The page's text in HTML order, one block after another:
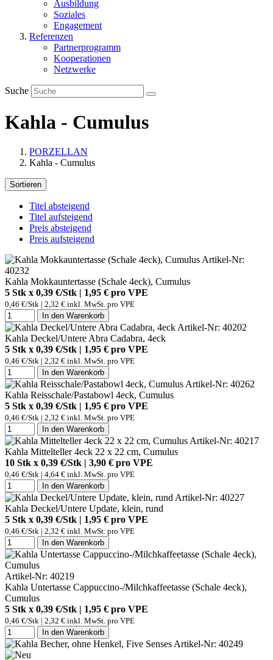
Ausbildung
Soziales
Engagement
Referenzen
Partnerprogramm
Kooperationen
Netzwerke
Suche
Kahla - Cumulus
PORZELLAN
Kahla - Cumulus
Sortieren
Titel absteigend
Titel aufsteigend
Preis absteigend
Preis aufsteigend
Artikel-Nr:
40232
Kahla Mokkauntertasse (Schale 4eck), Cumulus
5 Stk x 0,39 €/Stk | 1,95 € pro VPE
0,46 €/Stk | 2,32 € inkl. MwSt. pro VPE
In den Warenkorb
Artikel-Nr: 40202
Kahla Deckel/Untere Abra Cadabra, 4eck
5 Stk x 0,39 €/Stk | 1,95 € pro VPE
0,46 €/Stk | 2,32 € inkl. MwSt. pro VPE
In den Warenkorb
Artikel-Nr: 40262
Kahla Reisschale/Pastabowl 4eck, Cumulus
5 Stk x 0,39 €/Stk | 1,95 € pro VPE
0,46 €/Stk | 2,32 € inkl. MwSt. pro VPE
In den Warenkorb
Artikel-Nr: 40217
Kahla Mittelteller 4eck 22 x 22 cm, Cumulus
10 Stk x 0,39 €/Stk | 3,90 € pro VPE
0,46 €/Stk | 4,64 € inkl. MwSt. pro VPE
In den Warenkorb
Artikel-Nr: 40227
Kahla Deckel/Untere Update, klein, rund
5 Stk x 0,39 €/Stk | 1,95 € pro VPE
0,46 €/Stk | 2,32 € inkl. MwSt. pro VPE
In den Warenkorb
Artikel-Nr: 40219
Kahla Untertasse Cappuccino-/Milchkaffeetasse (Schale 4eck),
Cumulus
5 Stk x 0,39 €/Stk | 1,95 € pro VPE
0,46 €/Stk | 2,32 € inkl. MwSt. pro VPE
In den Warenkorb
Artikel-Nr: 40249